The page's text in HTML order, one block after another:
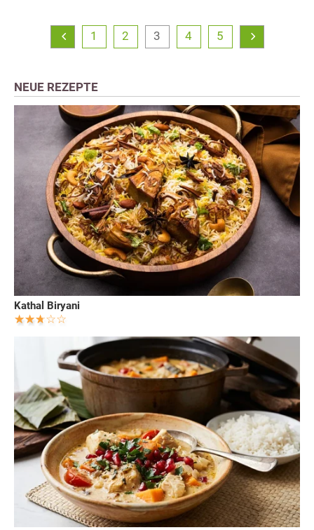
1 2 3 4 5
NEUE REZEPTE
Kathal Biryani